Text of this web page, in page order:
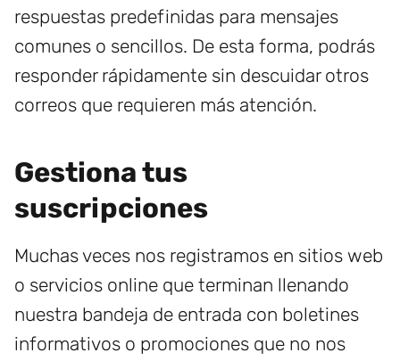
respuestas predefinidas para mensajes
comunes o sencillos. De esta forma, podrás
responder rápidamente sin descuidar otros
correos que requieren más atención.
Gestiona tus
suscripciones
Muchas veces nos registramos en sitios web
o servicios online que terminan llenando
nuestra bandeja de entrada con boletines
informativos o promociones que no nos